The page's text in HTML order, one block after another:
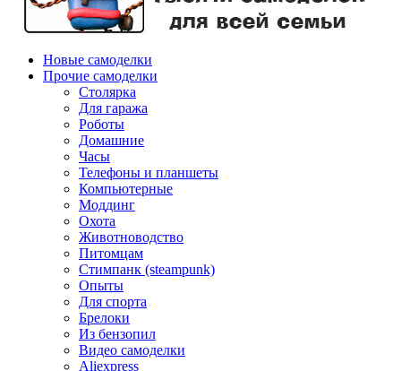
Новые самоделки
Прочие самоделки
Столярка
Для гаража
Роботы
Домашние
Часы
Телефоны и планшеты
Компьютерные
Моддинг
Охота
Животноводство
Питомцам
Стимпанк (steampunk)
Опыты
Для спорта
Брелоки
Из бензопил
Видео самоделки
Aliexpress